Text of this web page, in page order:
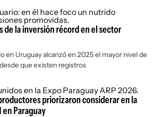
de la inversión récord en el sector
en Uruguay alcanzó en 2025 el mayor nivel de
que existen registros
priorizaron considerar en la
en Paraguay